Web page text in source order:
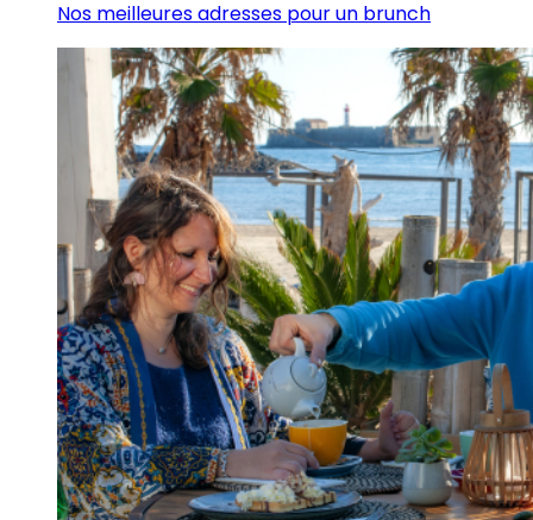
Nos meilleures adresses pour un brunch